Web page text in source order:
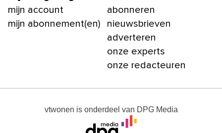
mijn account
mijn abonnement(en)
abonneren
nieuwsbrieven
adverteren
onze experts
onze redacteuren
vtwonen is onderdeel van DPG Media